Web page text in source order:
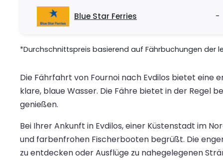
Blue Star Ferries -
*Durchschnittspreis basierend auf Fährbuchungen der
Die Fährfahrt von Fournoi nach Evdilos bietet eine
klare, blaue Wasser. Die Fähre bietet in der Regel
genießen.
Bei Ihrer Ankunft in Evdilos, einer Küstenstadt im
und farbenfrohen Fischerbooten begrüßt. Die
zu entdecken oder Ausflüge zu nahegelegenen